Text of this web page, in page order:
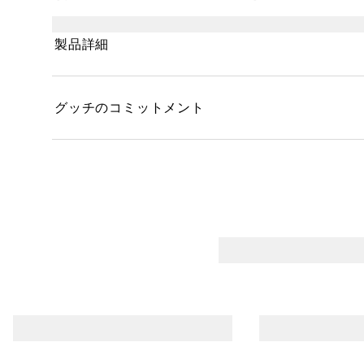
ふんわりとぼかして仕上げることも簡単にでき、カ
製品詳細
グッチのコミットメント